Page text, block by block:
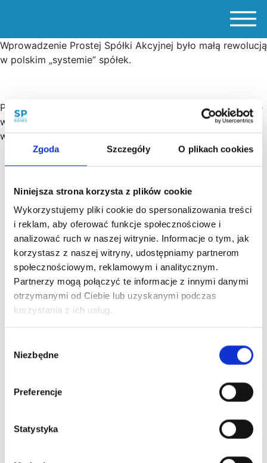
Zgoda Szczegóły O plikach cookies
Niniejsza strona korzysta z plików cookie
Wykorzystujemy pliki cookie do spersonalizowania treści
i reklam, aby oferować funkcje społecznościowe i
analizować ruch w naszej witrynie. Informacje o tym, jak
korzystasz z naszej witryny, udostępniamy partnerom
społecznościowym, reklamowym i analitycznym.
Partnerzy mogą połączyć te informacje z innymi danymi
otrzymanymi od Ciebie lub uzyskanymi podczas
korzystania z ich usług.
zgody
Niezbędne
Preferencje
Statystyka
Wprowadzenie Prostej Spółki Akcyjnej było małą rewolucją
w polskim „systemie” spółek.
Prosta spółka akcyjna to pomysł, który ma pomóc przede
wszystkim młodym przedsiębiorcom, startupom i
wszelkim nowatorskim działaniom.…